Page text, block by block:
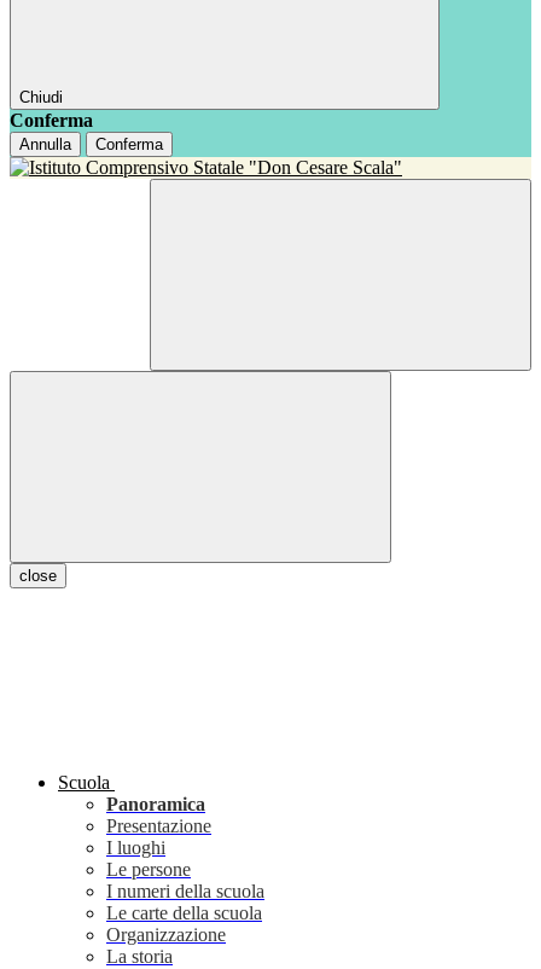
Chiudi
Conferma
Annulla Conferma
close
Scuola
Panoramica
Presentazione
I luoghi
Le persone
I numeri della scuola
Le carte della scuola
Organizzazione
La storia